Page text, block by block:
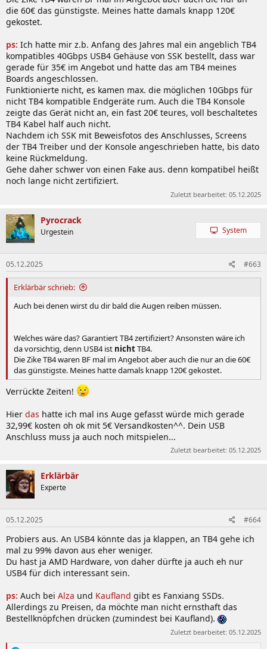
die 60€ das günstigste. Meines hatte damals knapp 120€
gekostet.
ps: Ich hatte mir z.b. Anfang des Jahres mal ein angeblich TB4
kompatibles 40Gbps USB4 Gehäuse von SSK bestellt, dass war
gerade für 35€ im Angebot und hatte das am TB4 meines
Boards angeschlossen.
Funktionierte nicht, es kamen max. die möglichen 10Gbps für
nicht TB4 kompatible Endgeräte rum. Auch die TB4 Konsole
zeigte das Gerät nicht an, ein fast 20€ teures, voll beschaltetes
TB4 Kabel half auch nicht.
Nachdem ich SSK mit Beweisfotos des Anschlusses, Screens
der TB4 Treiber und der Konsole angeschrieben hatte, bis dato
keine Rückmeldung.
Gehe daher schwer von einen Fake aus. denn kompatibel heißt
noch lange nicht zertifiziert.
Zuletzt bearbeitet: 05.12.2025
Pyrocrack
Urgestein System
05.12.2025 #663
Erklärbär schrieb:
Auch bei denen wirst du dir bald die Augen reiben müssen.
Welches wäre das? Garantiert TB4 zertifiziert? Ansonsten wäre ich
da vorsichtig, denn USB4 ist nichtTB4.
Die Zike TB4 waren BF mal im Angebot aber auch die nur an die 60€
das günstigste. Meines hatte damals knapp 120€ gekostet.
Verrückte Zeiten!
Hier das hatte ich mal ins Auge gefasst würde mich gerade
32,99€ kosten oh ok mit 5€ Versandkosten^^. Dein USB
Anschluss muss ja auch noch mitspielen...
Zuletzt bearbeitet: 05.12.2025
Erklärbär
Experte
05.12.2025 #664
Probiers aus. An USB4 könnte das ja klappen, an TB4 gehe ich
mal zu 99% davon aus eher weniger.
Du hast ja AMD Hardware, von daher dürfte ja auch eh nur
USB4 für dich interessant sein.
ps: Auch bei Alza und Kaufland gibt es Fanxiang SSDs.
Allerdings zu Preisen, da möchte man nicht ernsthaft das
Bestellknöpfchen drücken (zumindest bei Kaufland).
Zuletzt bearbeitet: 05.12.2025